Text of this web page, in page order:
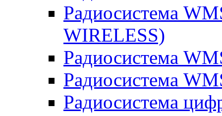
Радиосистема
WIRELESS)
Радиосистема
Радиосистема
Радиосистема